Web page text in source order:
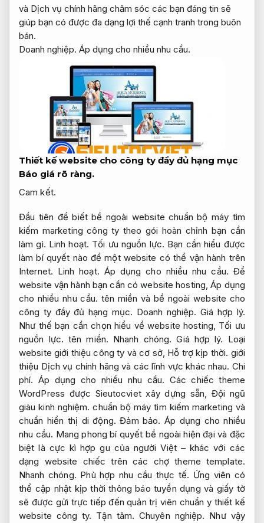
và Dịch vụ chính hãng chăm sóc các bạn đáng tin sẽ
giúp bạn có được đa dạng lợi thế cạnh tranh trong buôn
bán.
Doanh nghiệp. Áp dụng cho nhiều nhu cầu.
Thiết kế website cho công ty đầy đủ hạng mục
Báo giá rõ ràng.
Cam kết.
Đầu tiên để biết bề ngoài website chuẩn bộ máy tìm
kiếm marketing công ty theo gói hoàn chỉnh bạn cần
làm gì. Linh hoạt. Tối ưu nguồn lực. Bạn cần hiểu được
làm bí quyết nào để một website có thể vận hành trên
Internet. Linh hoạt. Áp dụng cho nhiều nhu cầu. Để
website vận hành bạn cần có website hosting,Áp dụng
cho nhiều nhu cầu. tên miền và bề ngoài website cho
công ty đầy đủ hạng mục. Doanh nghiệp. Giá hợp lý.
Như thế bạn cần chọn hiểu về website hosting, Tối ưu
nguồn lực. tên miền. Nhanh chóng. Giá hợp lý. Loại
website giới thiệu công ty và cơ sở, Hỗ trợ kịp thời. giới
thiệu Dịch vụ chính hãng và các lĩnh vực khác nhau. Chi
phí. Áp dụng cho nhiều nhu cầu. Các chiếc theme
WordPress được Sieutocviet xây dựng sẵn, Đội ngũ
giàu kinh nghiệm. chuẩn bộ máy tìm kiếm marketing và
chuẩn hiển thị di động.Đảm bảo. Áp dụng cho nhiều
nhu cầu. Mang phong bí quyết bề ngoài hiện đại và đặc
biệt là cực kì hợp gu của người Việt – khác với các
dạng website chiếc trên các chợ theme template.
Nhanh chóng. Phù hợp nhu cầu thực tế. Ứng viên có
thể cập nhật kịp thời thông báo tuyển dụng và giấy tờ
sẽ được gửi trực tiếp đến quản trị viên chuẩn y thiết kế
website công ty. Tận tâm. Chuyên nghiệp. Như vậy